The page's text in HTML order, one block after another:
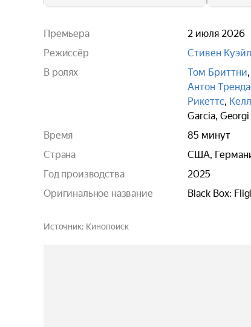
Премьера
2 июля 2026
Режиссёр
Стивен Куэйл
В ролях
Том Бриттни,
Антон
Рикеттс,
Garcia, Georgi
Время
85 минут
Страна
США,
Год производства
2025
Оригинальное название
Black Box:
Источник Кинопоиск